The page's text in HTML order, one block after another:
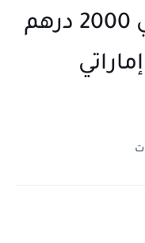
تشامبس للنطق دبي 2000 درهم
درهم إماراتي